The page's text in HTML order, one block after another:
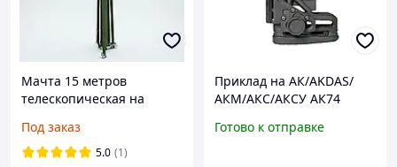
Мачта 15 метров
телескопическая на
Avenger 3/8"
Под заказ
5.0 (1)
Приклад на АК/AKDAS/
АКМ/АКС/АКСУ АК74
чорний (Anodizing black)
Готово к отправке